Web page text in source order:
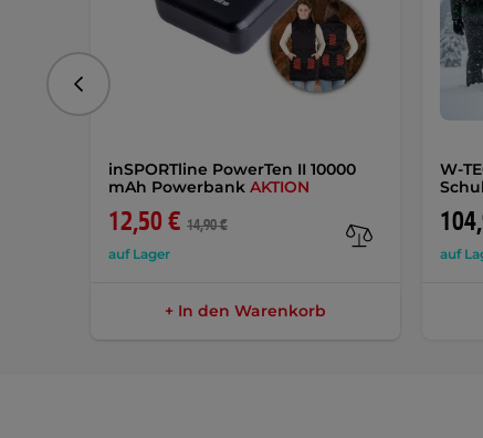
inSPORTline PowerTen II 10000
mAh Powerbank AKTION
12,50 € 14,90 €
auf Lager
+ In den Warenkorb
W-
auf
vorhergehend